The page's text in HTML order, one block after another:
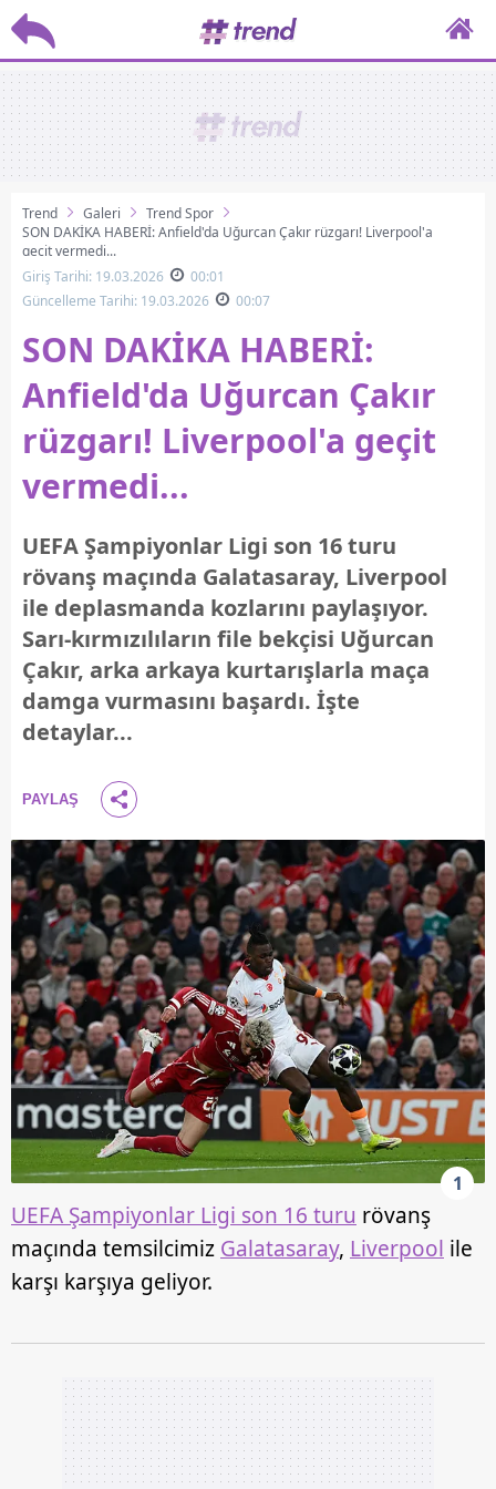
Trend Galeri
Trend Spor
SON DAKİKA HABERİ: Anfield'da Uğurcan Çakır rüzgarı! Liverpool'a
geçit vermedi...
Giriş Tarihi: 19.03.2026
00:01
Güncelleme Tarihi: 19.03.2026
00:07
SON DAKİKA HABERİ:
Anfield'da Uğurcan Çakır
rüzgarı! Liverpool'a geçit
vermedi...
UEFA Şampiyonlar Ligi son 16 turu
rövanş maçında Galatasaray, Liverpool
ile deplasmanda kozlarını paylaşıyor.
Sarı-kırmızılıların file bekçisi Uğurcan
Çakır, arka arkaya kurtarışlarla maça
damga vurmasını başardı. İşte
detaylar...
PAYLAŞ
1
UEFA Şampiyonlar Ligi son 16 turu rövanş
maçında temsilcimiz Galatasaray, Liverpool ile
karşı karşıya geliyor.